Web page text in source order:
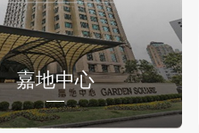
嘉地中心